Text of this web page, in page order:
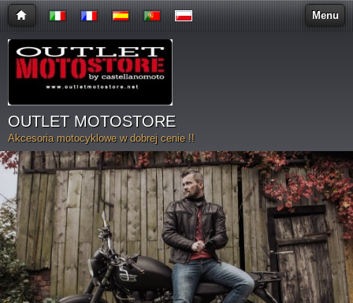
Menu
OUTLET MOTOSTORE
Akcesoria motocyklowe w dobrej cenie !!